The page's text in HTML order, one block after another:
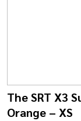
The SRT X3
Orange – XS